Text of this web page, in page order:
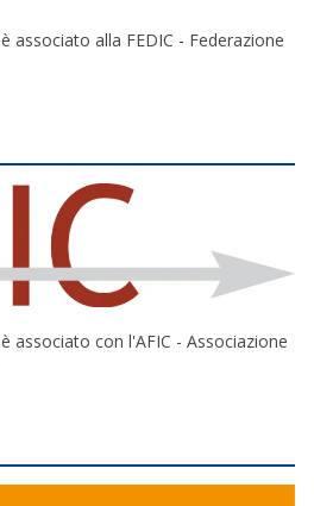
associato alla FEDIC - Federazione
associato con l'AFIC - Associazione